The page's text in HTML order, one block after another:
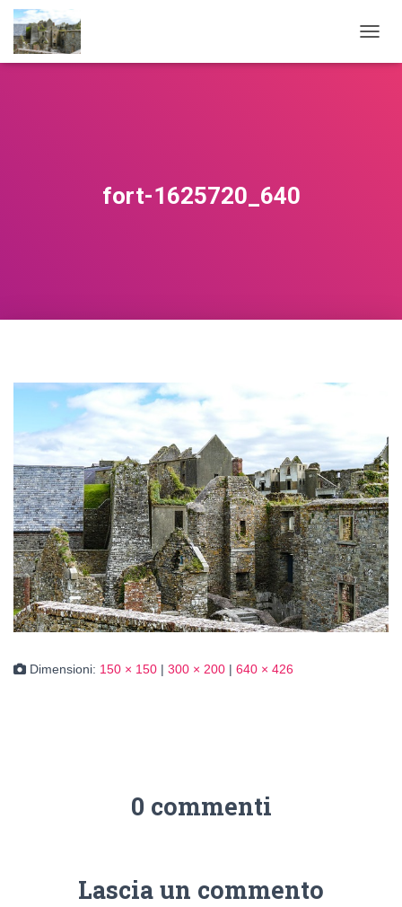
fort-1625720_640
Dimensioni: 150 × 150 | 300 × 200 | 640 × 426
0 commenti
Lascia un commento